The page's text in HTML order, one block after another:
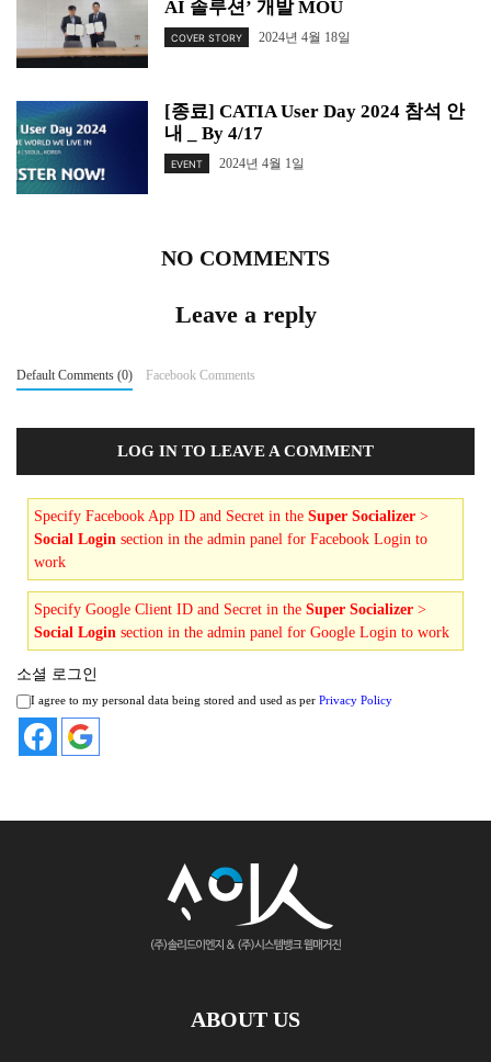
AI 솔루션’ 개발 MOU
COVER STORY 2024년 4월 18일
[종료] CATIA User Day 2024 참석 안
내 _ By 4/17
EVENT 2024년 4월 1일
NO COMMENTS
Leave a reply
Default Comments (0) Facebook Comments
LOG IN TO LEAVE A COMMENT
Specify Facebook App ID and Secret in the Super Socializer >
Social Login section in the admin panel for Facebook Login to
work
Specify Google Client ID and Secret in the Super Socializer >
Social Login section in the admin panel for Google Login to work
소셜 로그인
I agree to my personal data being stored and used as per Privacy Policy
ABOUT US